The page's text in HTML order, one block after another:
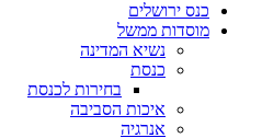
ירושלים
ממשל
נשיא המדינה
בחירות לכנסת
איכות הסביבה